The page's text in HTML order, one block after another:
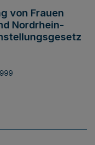
von Frauen
Nordrhein-